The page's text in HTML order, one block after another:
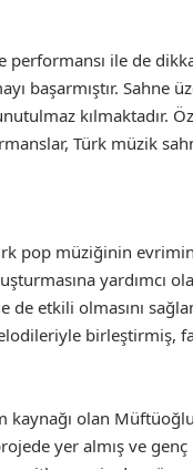
performansı ile de
başarmıştır.
kılmaktadır.
Türk müzik
pop müziğinin
yardımcı
etkili olmasını
birleştirmiş,
kaynağı olan
yer almış ve